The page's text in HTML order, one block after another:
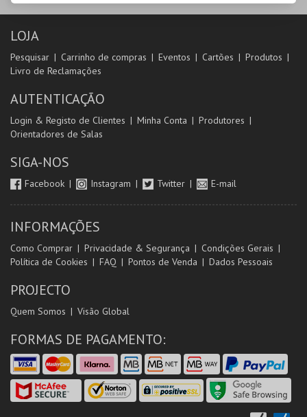
LOJA
Pesquisar Carrinho de compras Eventos Cartões
Produtos
Livro de Reclamações
AUTENTICAÇÃO
Login & Registo de Clientes Minha Conta
Produtores
Orientadores de Salas
SIGA-NOS
Facebook Instagram Twitter E-mail
INFORMAÇÕES
Como Comprar Privacidade & Segurança
Condições Gerais
Política de Cookies
FAQ Pontos de Venda Dados Pessoais
PROJECTO
Quem Somos Visão Global
FORMAS DE PAGAMENTO: